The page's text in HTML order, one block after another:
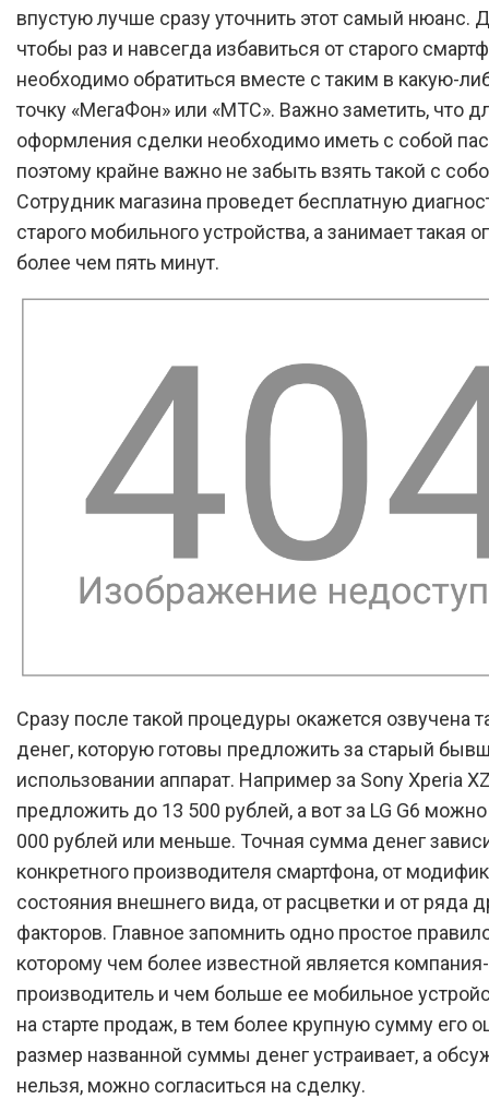
впустую лучше сразу уточнить этот самый нюанс.
чтобы раз и навсегда избавиться от старого
необходимо обратиться вместе с таким в какую-
точку «МегаФон» или «МТС». Важно заметить, что
оформления сделки необходимо иметь с собой
поэтому крайне важно не забыть взять такой с
Сотрудник магазина проведет бесплатную
старого мобильного устройства, а занимает такая
более чем пять минут.
Сразу после такой процедуры окажется озвучена
денег, которую готовы предложить за старый
использовании аппарат. Например за Sony Xperia
предложить до 13 500 рублей, а вот за LG G6
000 рублей или меньше. Точная сумма денег
конкретного производителя смартфона, от
состояния внешнего вида, от расцветки и от ряда
факторов. Главное запомнить одно простое
которому чем более известной является компания-
производитель и чем больше ее мобильное
на старте продаж, в тем более крупную сумму его
размер названной суммы денег устраивает, а
нельзя, можно согласиться на сделку.